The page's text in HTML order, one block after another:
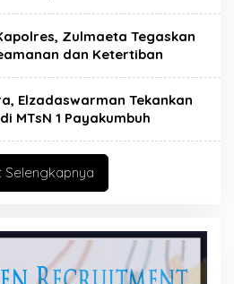
Zulmaeta Tegaskan
dan Ketertiban
Elzadaswarman Tekankan
MTsN 1 Payakumbuh
Selengkapnya